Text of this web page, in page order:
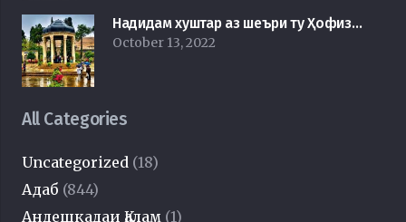
Надидам хуштар аз шеъри ту Ҳофиз…
October 13, 2022
All Categories
Uncategorized (18)
Адаб (844)
Андешкадаи Қалам (1)